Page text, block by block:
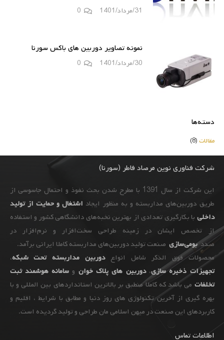
31/مرداد/1401 0
نمونه تصاویر دوربین های باکس سورنا
30/مرداد/1401 0
دسته‌ها
مقالات (8)
شرکت فناوری نوین مرصاد فاطر (سورنا)
این شرکت از سال 1391 با مطرح شدن بحث نفوذ و احتمال جاسوسی از
طریق دوربین‌های مداربسته و به ‌منظور ایجاد اشتغال و حمایت از تولید
داخلی با بکارگیری تعدادی از بهترین نخبه‌های دانشگاهی کشور و استفاده
از تخصص ایشان در زمینه طراحی سخت‌افزار و نرم‌افزار در
صددبومی‌سازی صنعت تولید دوربین‌های مداربسته کاملا ایرانی برآمد.
محصولات فوق الذکر شامل انواع دوربین مداربسته تحت شبکه،
تجهیزات ذخیره سازی، دوربین های پلاک خوان وسامانه هوشمند ثبت
تخلفات می باشد که کاملا منطبق بر بالاترین استانداردهای بین المللی و با
بهره گیری از آخرین تکنولوژی های روز دنیا و مطابق با شرایط ، اقلیم و
کاربردهای این صنعت در میهن اسلامی مان طراحی و تولید گردیده است.
اطلاعات تماس